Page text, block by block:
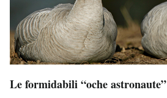
Le formidabili “oche astronaute”